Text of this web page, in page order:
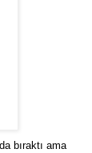
bıraktı ama